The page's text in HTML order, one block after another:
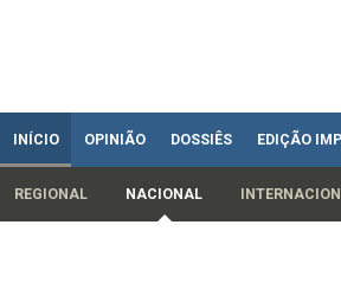
INÍCIO OPINIÃO DOSSIÊS EDIÇÃO
REGIONAL NACIONAL